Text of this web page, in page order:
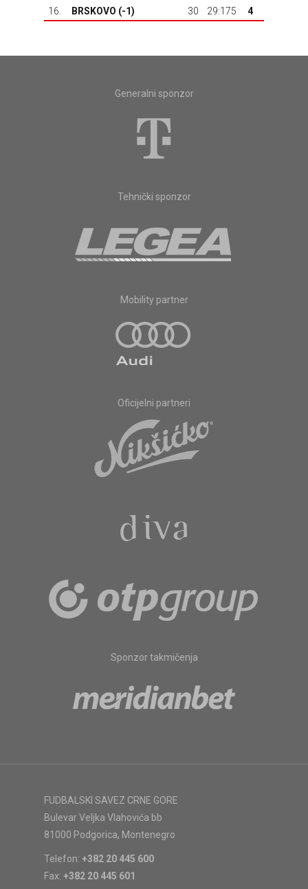
16.
BRSKOVO (-1) 30 29:175 4
Generalni sponzor
Tehnički sponzor
Mobility partner
Oficijelni partneri
Sponzor takmičenja
FUDBALSKI SAVEZ CRNE GORE
Bulevar Veljka Vlahovića bb
81000 Podgorica, Montenegro
Telefon: +382 20 445 600
Fax: +382 20 445 601